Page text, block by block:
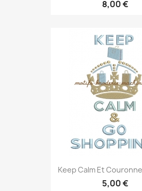
8,00 €
Keep Calm Et
5,00 €